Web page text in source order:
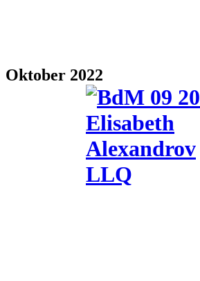
Oktober 2022